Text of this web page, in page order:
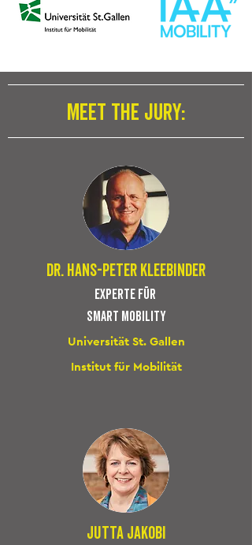
meet the jury:
dr. hans-peter kleebinder
experte für
smart mobility
Universität St. Gallen
Institut für Mobilität
jutta jakobi